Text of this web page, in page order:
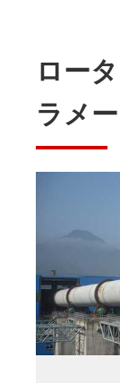
ロー
ラメ